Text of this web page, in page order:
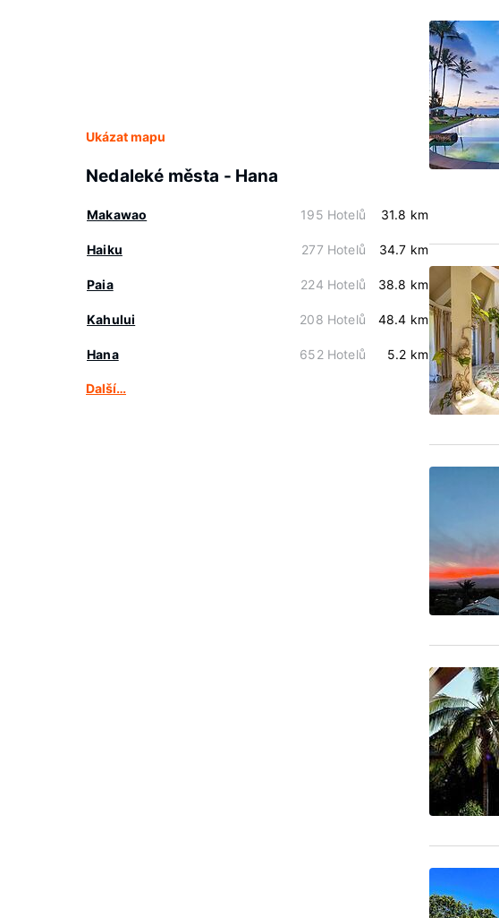
Ukázat mapu
Nedaleké města - Hana
Makawao 195 Hotelů 31.8 km
Haiku 277 Hotelů 34.7 km
Paia 224 Hotelů 38.8 km
Kahului 208 Hotelů 48.4 km
Hana 652 Hotelů 5.2 km
Další…